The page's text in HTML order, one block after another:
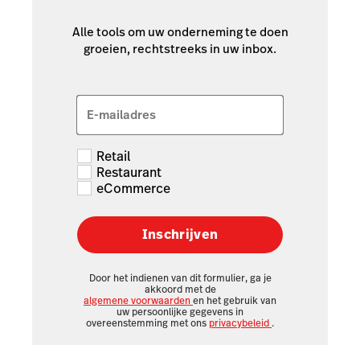
Alle tools om uw onderneming te doen
groeien, rechtstreeks in uw inbox.
E-mailadres
Retail
Restaurant
eCommerce
Inschrijven
Door het indienen van dit formulier, ga je
akkoord met de
algemene voorwaardenen het gebruik van
uw persoonlijke gegevens in
overeenstemming met ons privacybeleid .